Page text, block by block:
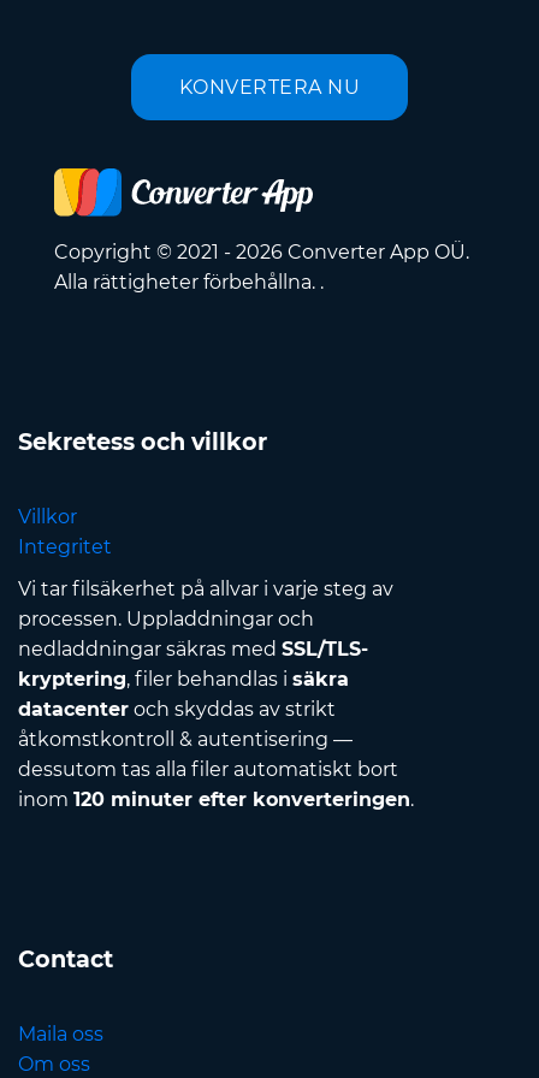
KONVERTERA NU
Copyright © 2021 - 2026 Converter App OÜ.
Alla rättigheter förbehållna. .
Sekretess och villkor
Villkor
Integritet
Vi tar filsäkerhet på allvar i varje steg av
processen. Uppladdningar och
nedladdningar säkras med SSL/TLS-
kryptering, filer behandlas i säkra
datacenter och skyddas av strikt
åtkomstkontroll & autentisering —
dessutom tas alla filer automatiskt bort
inom 120 minuter efter konverteringen.
Contact
Maila oss
Om oss